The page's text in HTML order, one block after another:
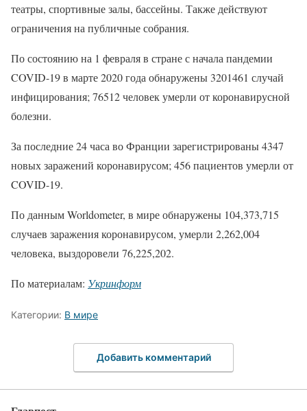
театры, спортивные залы, бассейны. Также действуют
ограничения на публичные собрания.
По состоянию на 1 февраля в стране с начала пандемии
COVID-19 в марте 2020 года обнаружены 3201461 случай
инфицирования; 76512 человек умерли от коронавирусной
болезни.
За последние 24 часа во Франции зарегистрированы 4347
новых заражений коронавирусом; 456 пациентов умерли от
COVID-19.
По данным Worldometer, в мире обнаружены 104,373,715
случаев заражения коронавирусом, умерли 2,262,004
человека, выздоровели 76,225,202.
По материалам: Укринформ
Категории: В мире
Добавить комментарий